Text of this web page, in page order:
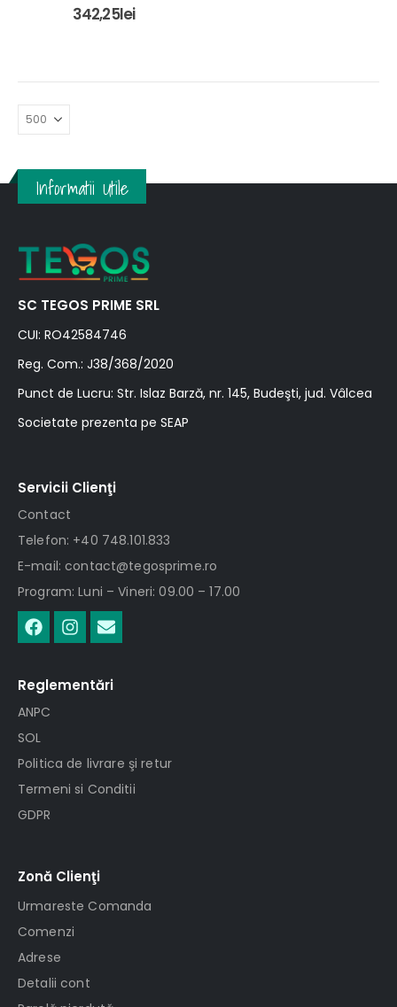
0out of 5
342,25lei
Informatii Utile
SC TEGOS PRIME SRL
CUI: RO42584746
Reg. Com.: J38/368/2020
Punct de Lucru: Str. Islaz Barză, nr. 145, Budeşti, jud. Vâlcea
Societate prezenta pe SEAP
Servicii Clienţi
Contact
Telefon: +40 748.101.833
E-mail: contact@tegosprime.ro
Program: Luni – Vineri: 09.00 – 17.00
Reglementări
ANPC
SOL
Politica de livrare şi retur
Termeni si Conditii
GDPR
Zonă Clienţi
Urmareste Comanda
Comenzi
Adrese
Detalii cont